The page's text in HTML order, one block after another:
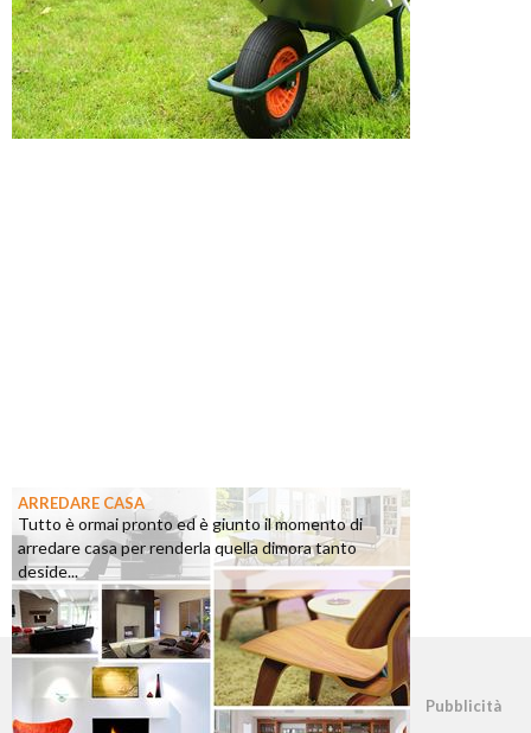
ARREDARE CASA
Tutto è ormai pronto ed è giunto il momento di
arredare casa per renderla quella dimora tanto
deside...
©2026 - casapratica.org - p.iva 03338800984 Pubblicità